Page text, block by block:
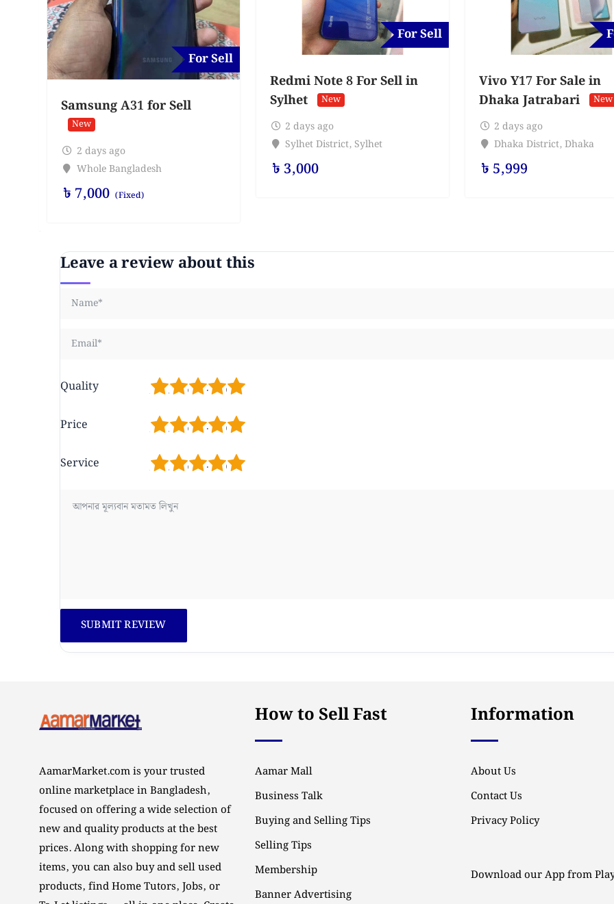
For Sell
Samsung A31 for Sell
New
2 days ago
Whole Bangladesh
৳ 7,000 (Fixed)
For Sell
Redmi Note 8 For Sell in
Sylhet
New
2 days ago
Sylhet District, Sylhet
৳ 3,000
Vivo Y17 For Sale in
Dhaka Jatrabari
New
2 days ago
Dhaka District, Dhaka
৳ 5,999
Leave a review about this
Quality 5
4
3
2
Price 5
4
3
2
Service 5
4
3
2
AamarMarket.com is your trusted
online marketplace in Bangladesh,
focused on offering a wide selection of
new and quality products at the best
prices. Along with shopping for new
items, you can also buy and sell used
products, find Home Tutors, Jobs, or
How to Sell Fast
Aamar Mall
Business Talk
Buying and Selling Tips
Selling Tips
Membership
Banner Advertising
Information
About Us
Contact Us
Privacy Policy
Download our App from